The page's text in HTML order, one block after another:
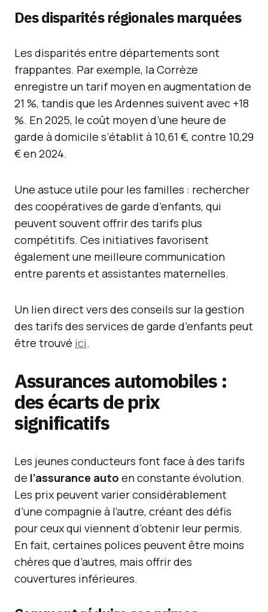
Des disparités régionales marquées
Les disparités entre départements sont
frappantes. Par exemple, la Corrèze
enregistre un tarif moyen en augmentation de
21 %, tandis que les Ardennes suivent avec +18
%. En 2025, le coût moyen d’une heure de
garde à domicile s’établit à 10,61 €, contre 10,29
€ en 2024.
Une astuce utile pour les familles : rechercher
des coopératives de garde d’enfants, qui
peuvent souvent offrir des tarifs plus
compétitifs. Ces initiatives favorisent
également une meilleure communication
entre parents et assistantes maternelles.
Un lien direct vers des conseils sur la gestion
des tarifs des services de garde d’enfants peut
être trouvé ici.
Assurances automobiles :
des écarts de prix
significatifs
Les jeunes conducteurs font face à des tarifs
de l’assurance auto en constante évolution.
Les prix peuvent varier considérablement
d’une compagnie à l’autre, créant des défis
pour ceux qui viennent d’obtenir leur permis.
En fait, certaines polices peuvent être moins
chères que d’autres, mais offrir des
couvertures inférieures.